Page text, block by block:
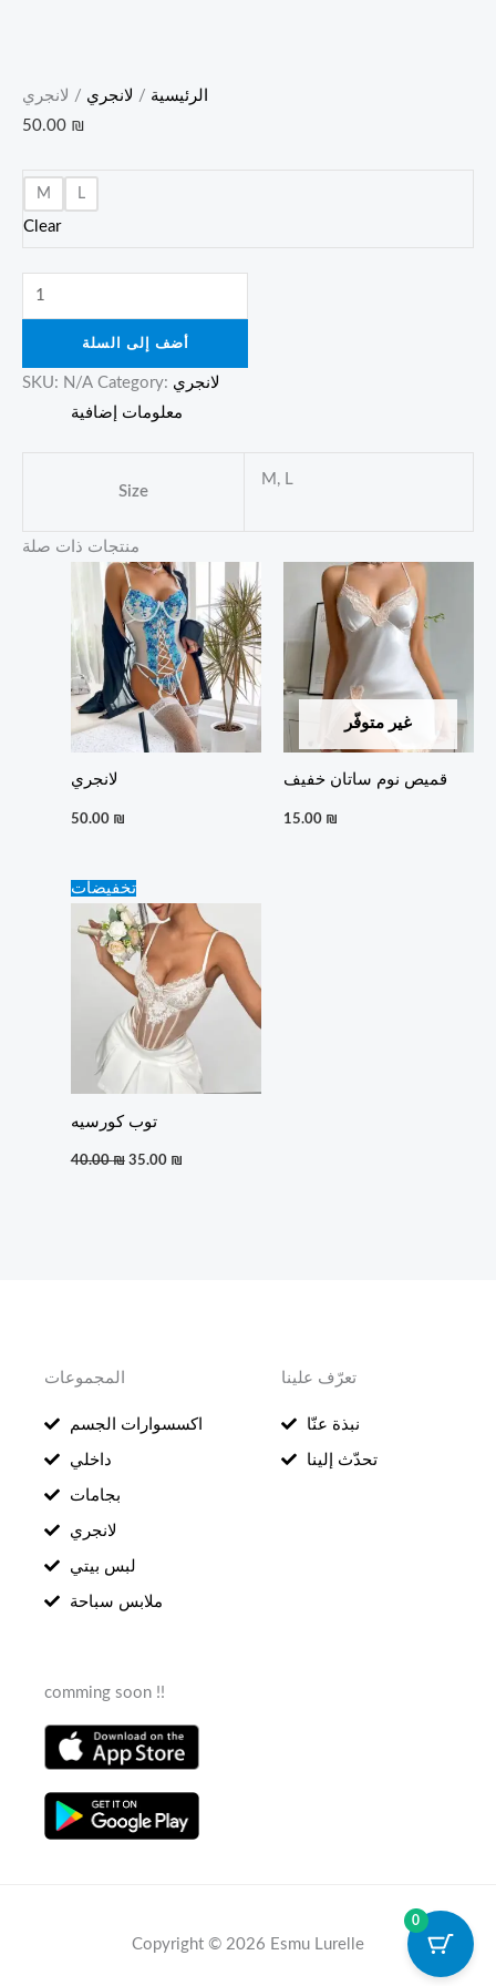
الرئيسية / لانجري / لانجري
50.00 ₪
M L
Clear
أضف إلى السلة
SKU: N/A Category: لانجري
معلومات إضافية
Size
M, L
منتجات ذات صلة
لانجري
50.00 ₪
غير متوفّر
قميص نوم ساتان خفيف
15.00 ₪
تخفيضات
توب كورسيه
40.00₪
Original
price
was:
40.00 ₪.
35.00 ₪
price
35.00 ₪.
المجموعات
اكسسوارات الجسم
داخلي
بجامات
لانجري
لبس بيتي
ملابس سباحة
تعرّف علينا
نبذة عنّا
تحدّث إلينا
comming soon !!
Copyright © 2026 Esmu Lurelle
0